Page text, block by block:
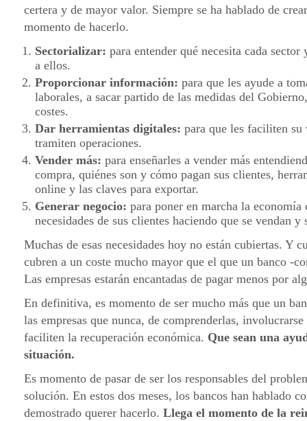
certera y de mayor valor. Siempre se ha hablado de
momento de hacerlo.
Sectorializar: para entender qué necesita cada
a ellos.
Proporcionar información: para que les ayude a
laborales, a sacar partido de las medidas del
costes.
Dar herramientas digitales: para que les faciliten
tramiten operaciones.
Vender más: para enseñarles a vender más
compra, quiénes son y cómo pagan sus clientes,
online y las claves para exportar.
Generar negocio: para poner en marcha la
necesidades de sus clientes haciendo que se vendan
Muchas de esas necesidades hoy no están cubiertas. Y
cubren a un coste mucho mayor que el que un banco -
Las empresas estarán encantadas de pagar menos por
En definitiva, es momento de ser mucho más que un
las empresas que nunca, de comprenderlas,
faciliten la recuperación económica. Que sean una
situación.
Es momento de pasar de ser los responsables del
solución. En estos dos meses, los bancos han hablado
demostrado querer hacerlo. Llega el momento de la